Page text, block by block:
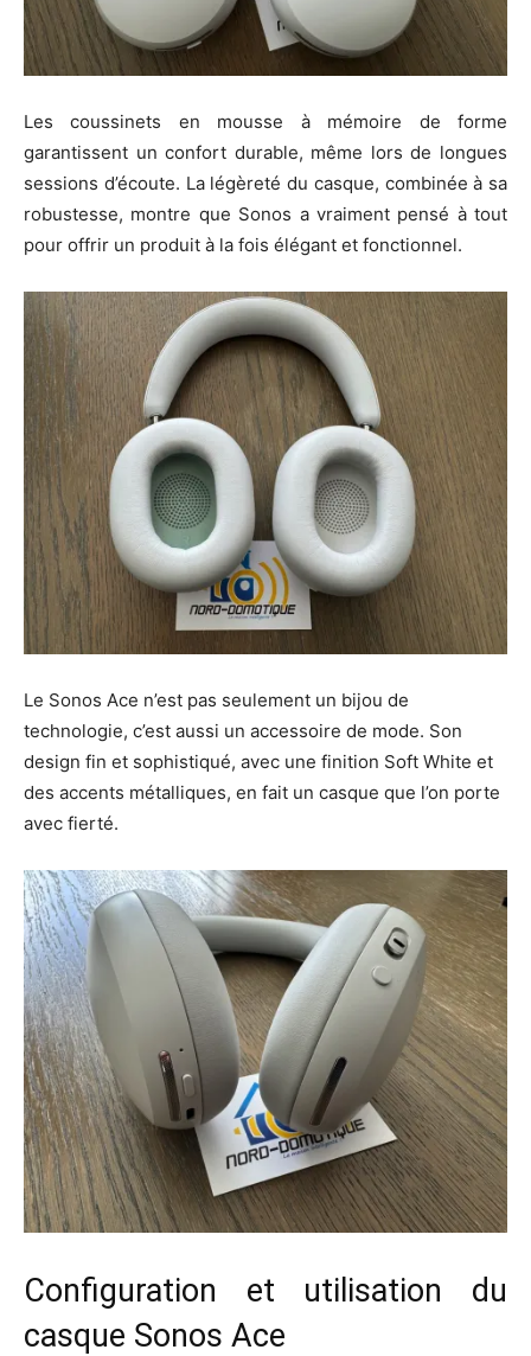
Les coussinets en mousse à mémoire de forme
garantissent un confort durable, même lors de longues
sessions d’écoute. La légèreté du casque, combinée à sa
robustesse, montre que Sonos a vraiment pensé à tout
pour offrir un produit à la fois élégant et fonctionnel.
Le Sonos Ace n’est pas seulement un bijou de
technologie, c’est aussi un accessoire de mode. Son
design fin et sophistiqué, avec une finition Soft White et
des accents métalliques, en fait un casque que l’on porte
avec fierté.
Configuration et utilisation du
casque Sonos Ace